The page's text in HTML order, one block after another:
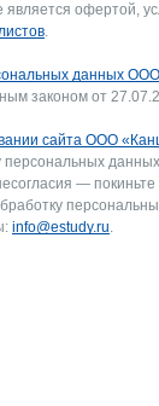
офертой,
.
данных
законом от
сайта ООО
— покиньте
info@estudy.ru.